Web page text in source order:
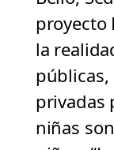
proyecto
la
públicas,
privadas
niñas